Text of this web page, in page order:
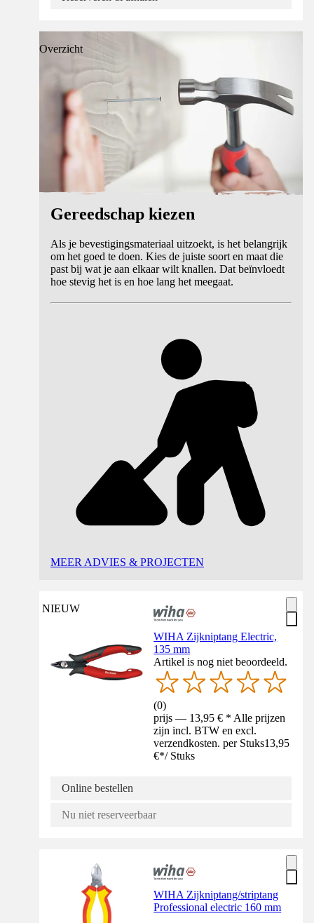
Overzicht
Gereedschap kiezen
Als je bevestigingsmateriaal uitzoekt, is het belangrijk
om het goed te doen. Kies de juiste soort en maat die
past bij wat je aan elkaar wilt knallen. Dat beïnvloedt
hoe stevig het is en hoe lang het meegaat.
MEER ADVIES & PROJECTEN
NIEUW
WIHA Zijkniptang Electric,
135 mm
Artikel is nog niet beoordeeld.
(0)
prijs — 13,95 € * Alle prijzen
zijn incl. BTW en excl.
verzendkosten. per Stuks13,95
€*/ Stuks
Online bestellen
Nu niet reserveerbaar
WIHA Zijkniptang/striptang
Professional electric 160 mm